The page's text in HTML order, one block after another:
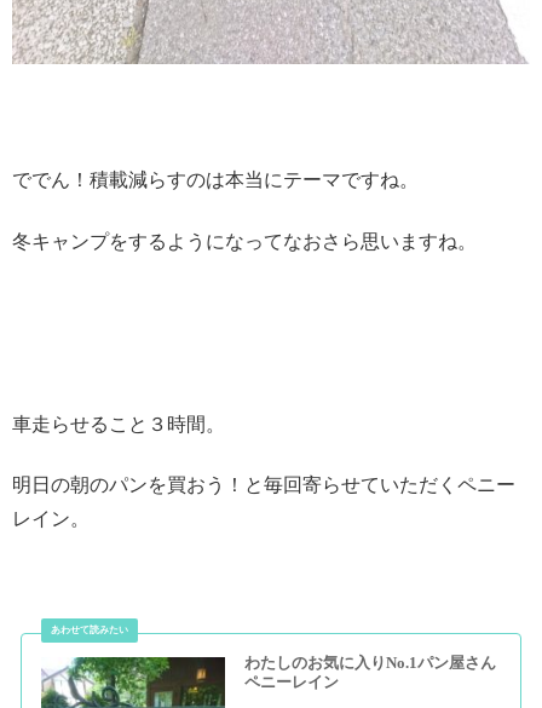
ででん！積載減らすのは本当にテーマですね。
冬キャンプをするようになってなおさら思いますね。
車走らせること３時間。
明日の朝のパンを買おう！と毎回寄らせていただくペニー
レイン。
わたしのお気に入りNo.1パン屋さん
ペニーレイン